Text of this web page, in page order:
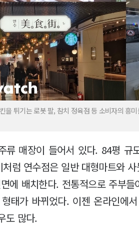
을 튀기는 로봇 팔, 참치 정육점 등 소비자의
류 매장이 들어서 있다. 84평
처럼 연수점은 일반 대형마트와
에 배치한다. 전통적으로 주부
태가 바뀌었다. 이젠 온라인에
도 많다.